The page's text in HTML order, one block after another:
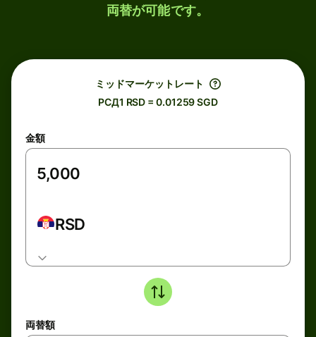
両替が可能です。
ミッドマーケットレート
РСД1 RSD = 0.01259 SGD
金額
RSD
両替額